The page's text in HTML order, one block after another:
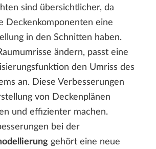
sind übersichtlicher, da
Deckenkomponenten eine
in den Schnitten haben.
ändern, passt eine
den Umriss des
an. Diese Verbesserungen
von Deckenplänen
und effizienter machen.
bei der
gehört eine neue